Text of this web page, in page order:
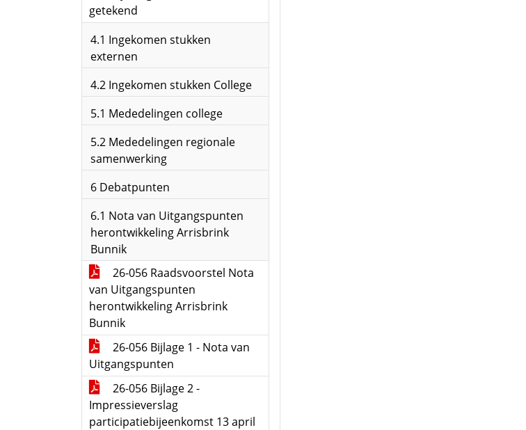
getekend
4.1 Ingekomen stukken
externen
4.2 Ingekomen stukken College
5.1 Mededelingen college
5.2 Mededelingen regionale
samenwerking
6 Debatpunten
6.1 Nota van Uitgangspunten
herontwikkeling Arrisbrink
Bunnik
26-056 Raadsvoorstel Nota
van Uitgangspunten
herontwikkeling Arrisbrink
Bunnik
26-056 Bijlage 1 - Nota van
Uitgangspunten
26-056 Bijlage 2 -
Impressieverslag
participatiebijeenkomst 13 april